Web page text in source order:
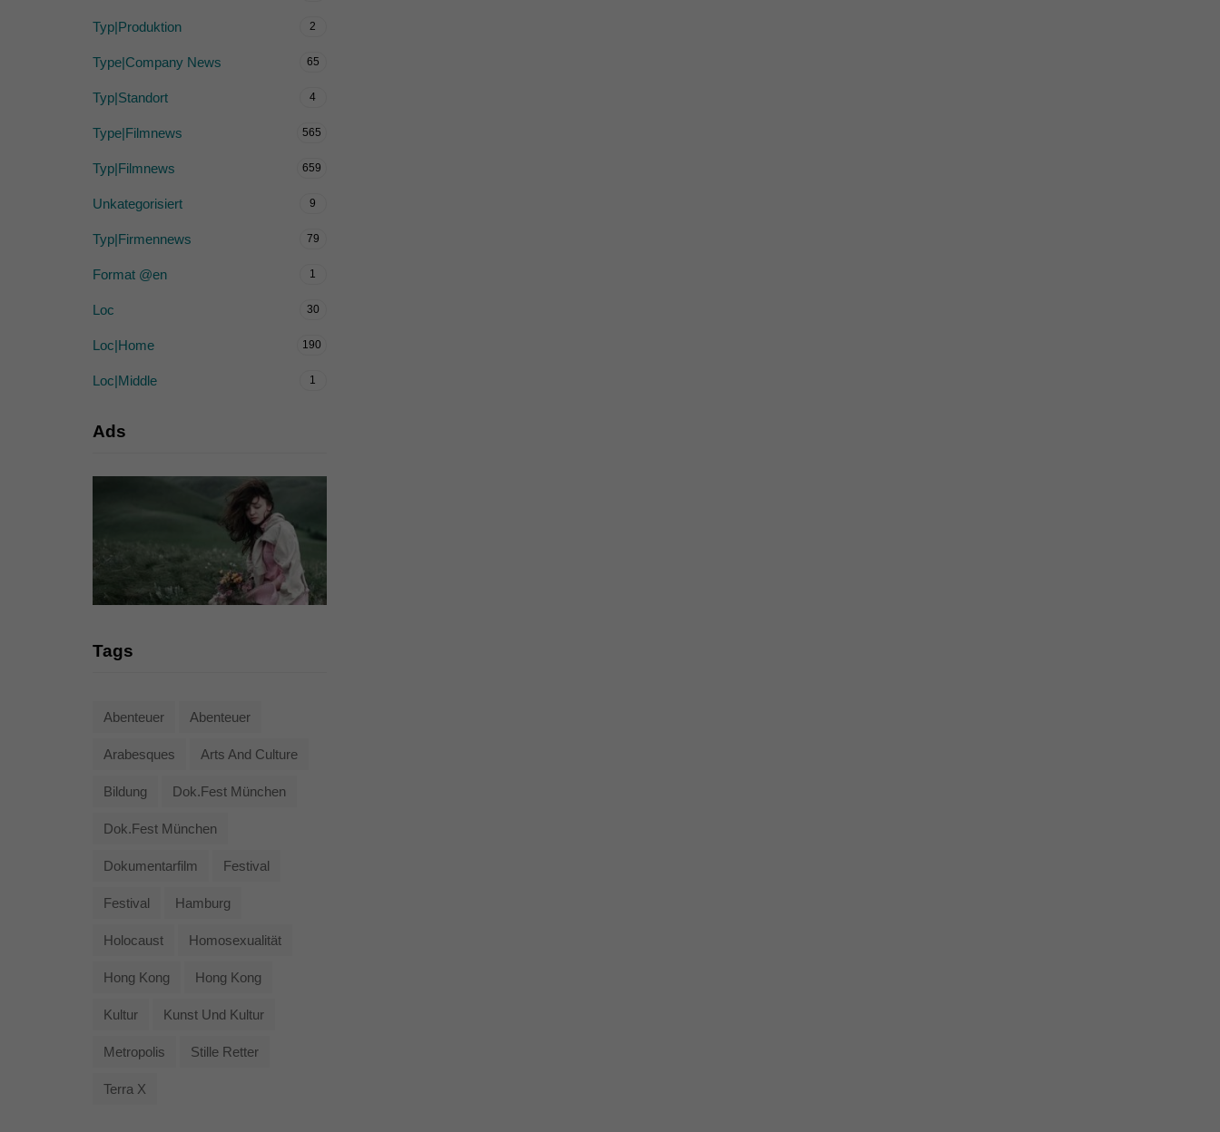
Typ|Produktion 2
Type|Company News 65
Typ|Standort 4
Type|Filmnews 565
Typ|Filmnews 659
Unkategorisiert 9
Typ|Firmennews 79
Format @en 1
Loc 30
Loc|Home 190
Loc|Middle 1
Ads
Tags
Abenteuer Abenteuer
Arabesques Arts And Culture
Bildung Dok.fest München
Dok.fest München
Dokumentarfilm Festival
Festival Hamburg
Holocaust Homosexualität
Hong Kong Hong Kong
Kultur Kunst Und Kultur
Metropolis Stille Retter
Terra X